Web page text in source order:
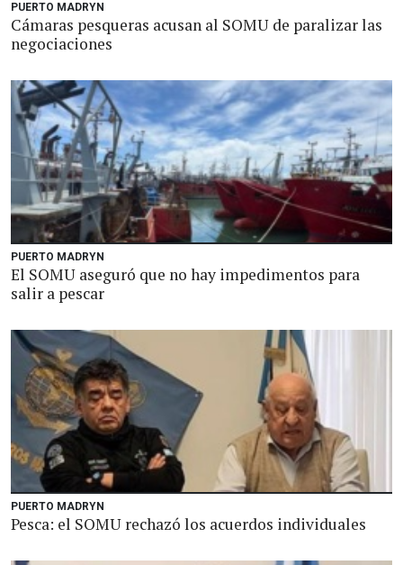
PUERTO MADRYN
Cámaras pesqueras acusan al SOMU de paralizar las
negociaciones
PUERTO MADRYN
El SOMU aseguró que no hay impedimentos para
salir a pescar
PUERTO MADRYN
Pesca: el SOMU rechazó los acuerdos individuales